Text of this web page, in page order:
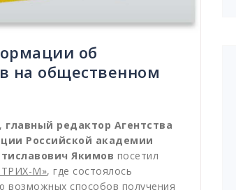
об
на общественном
главный редактор Агентства
Российской академии
Якимов посетил
М», где состоялось
возможных способов получения